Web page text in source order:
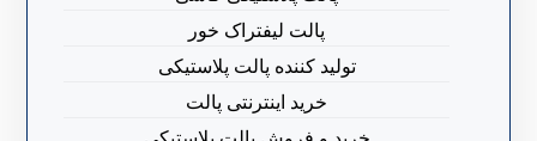
پالت لیفتراک خور
تولید کننده پالت پلاستیکی
خرید اینترنتی پالت